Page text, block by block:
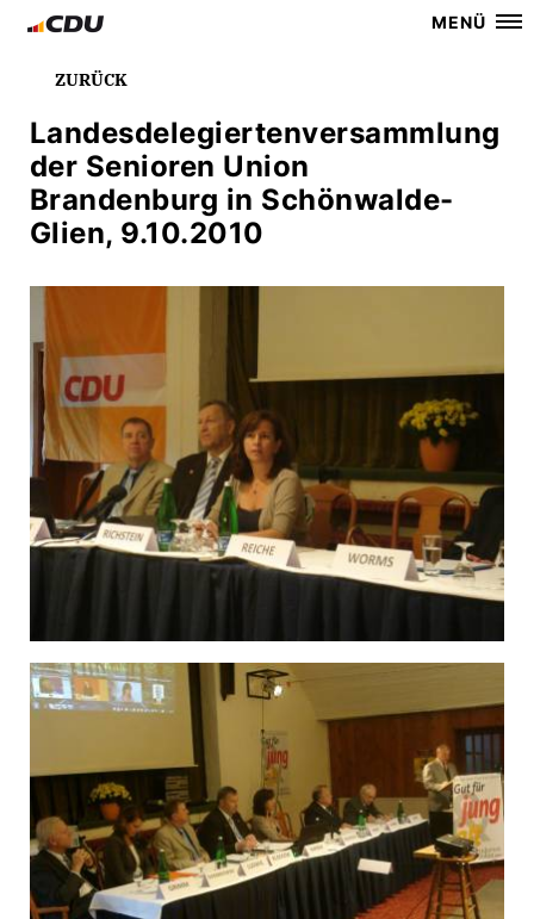
MENÜ
ZURÜCK
Landesdelegiertenversammlung
der Senioren Union
Brandenburg in Schönwalde-
Glien, 9.10.2010